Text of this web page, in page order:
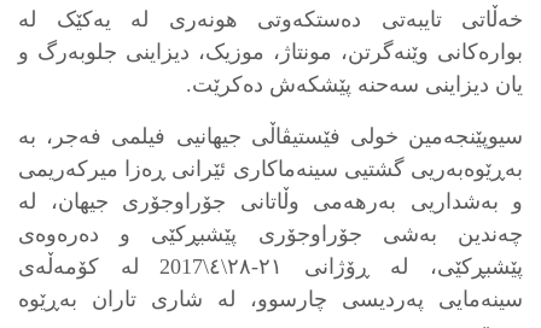
خەڵاتی تایبەتی دەستکەوتی هونەری لە یەکێک لە
بوارەکانی وێنەگرتن، مونتاژ، موزیک، دیزاینی جلوبەرگ و
یان دیزاینی سەحنە پێشکەش دەکرێت.
سیوپێنجەمین خولی فێستیڤاڵی جیهانیی فیلمی فەجر، بە
بەڕێوەبەریی گشتیی سینەماکاری ئێرانی ڕەزا میرکەریمی
و بەشداریی بەرهەمی وڵاتانی جۆراوجۆری جیهان، لە
چەندین بەشی جۆراوجۆری پێشبڕکێی و دەرەوەی
پێشبڕکێی، لە ڕۆژانی ٢١-٢٨\٤\2017 لە کۆمەڵەی
سینەمایی پەردیسی چارسوو، لە شاری تاران بەڕێوە